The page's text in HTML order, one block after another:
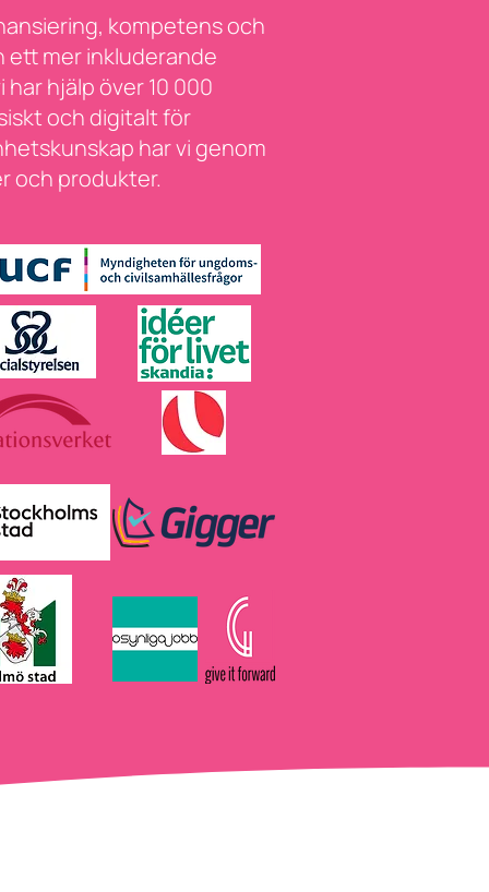
kompetens och
ett mer inkluderande
hjälp över 10 000
och digitalt för
har vi genom
och produkter.